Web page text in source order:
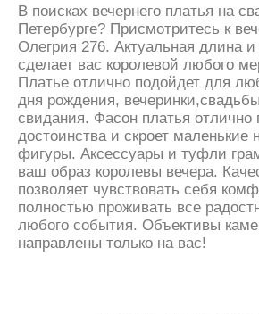
В поисках вечернего платья на
Петербурге? Присмотритесь к
Олегрия 276. Актуальная длина и
сделает вас королевой любого
Платье отлично подойдет для
дня рождения,
свидания. Фасон платья отлично
достоинства и скроет маленькие
фигуры. Аксессуары и туфли
ваш образ королевы вечера.
позволяет чувствовать себя
полностью проживать все
любого события. Объективы
направлены только на вас!